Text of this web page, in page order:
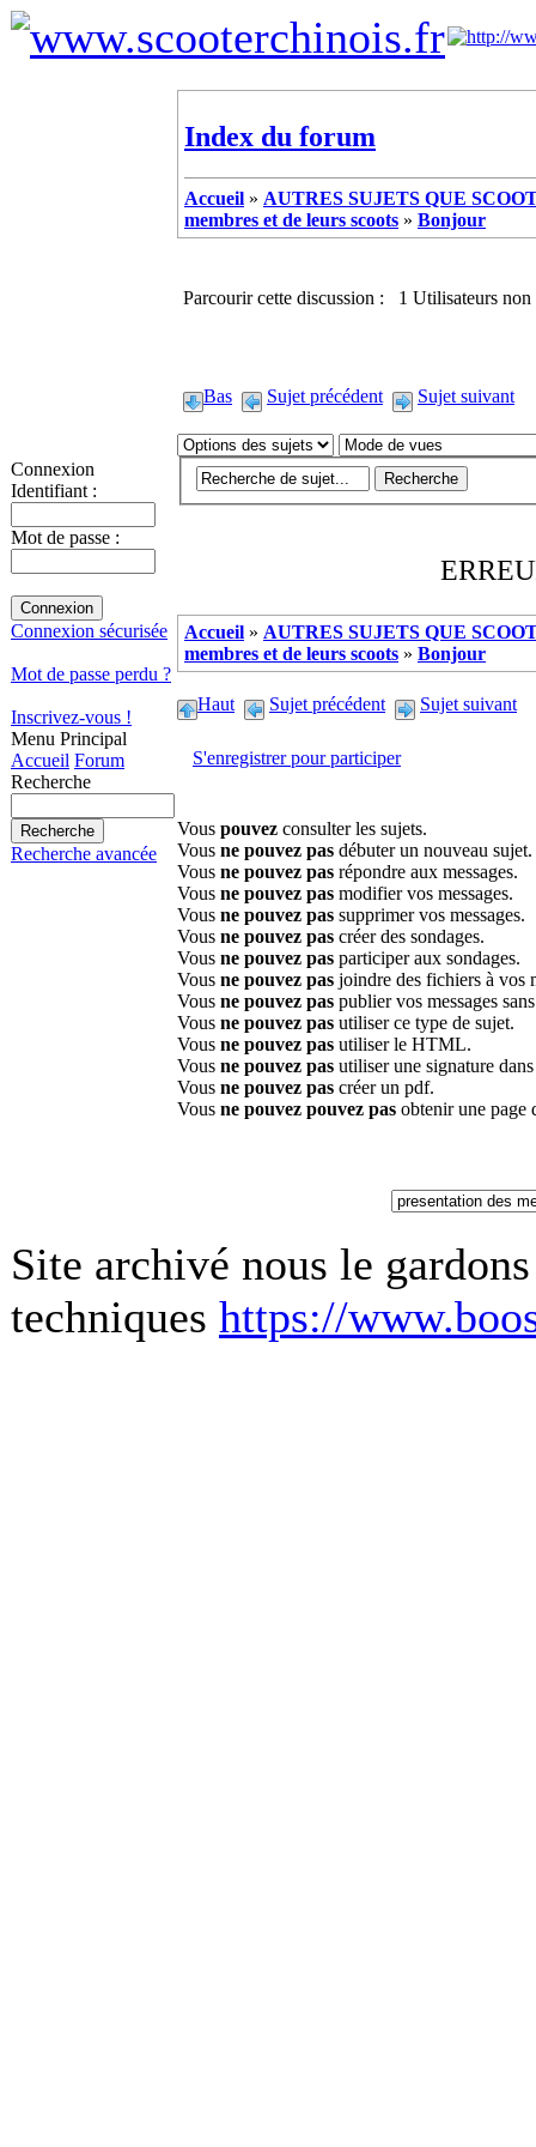
Connexion
Identifiant :
Mot de passe :
Connexion sécurisée
Mot de passe perdu ?
Inscrivez-vous !
Menu Principal
Accueil Forum
Recherche
Recherche avancée
Index du forum
Accueil » AUTRES SUJETS QUE
membres et de leurs scoots » Bonjour
Parcourir cette discussion : 1 Utilisateurs non
Bas Sujet précédent Sujet suivant
Accueil » AUTRES SUJETS QUE
membres et de leurs scoots » Bonjour
Haut Sujet précédent Sujet suivant
S'enregistrer pour participer
Vous pouvez consulter les sujets.
Vous ne pouvez pas débuter un nouveau sujet.
Vous ne pouvez pas répondre aux messages.
Vous ne pouvez pas modifier vos messages.
Vous ne pouvez pas supprimer vos messages.
Vous ne pouvez pas créer des sondages.
Vous ne pouvez pas participer aux sondages.
Vous ne pouvez pas joindre des fichiers à vos
Vous ne pouvez pas publier vos messages
Vous ne pouvez pas utiliser ce type de sujet.
Vous ne pouvez pas utiliser le HTML.
Vous ne pouvez pas utiliser une signature
Vous ne pouvez pas créer un pdf.
Vous ne pouvez pouvez pas obtenir une page
Site archivé nous le
techniques https://